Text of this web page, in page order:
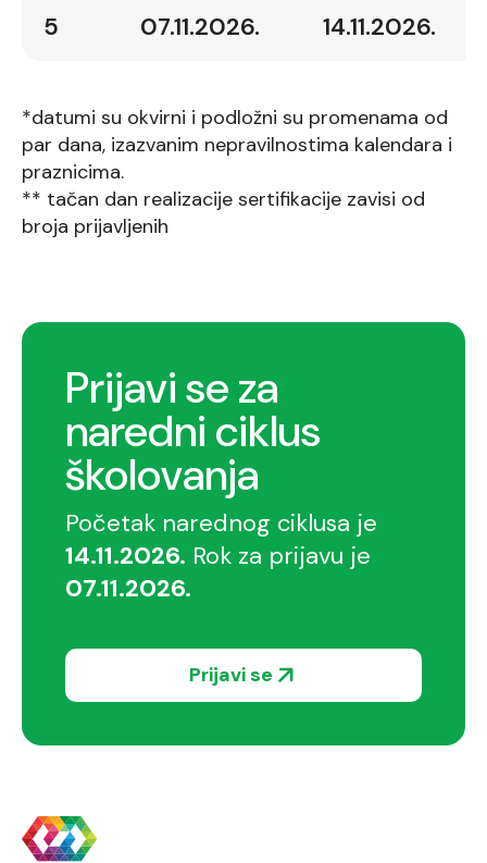
5 07.11.2026. 14.11.2026.
*datumi su okvirni i podložni su promenama od
par dana, izazvanim nepravilnostima kalendara i
praznicima.
** tačan dan realizacije sertifikacije zavisi od
broja prijavljenih
Prijavi se za
naredni ciklus
školovanja
Početak narednog ciklusa je
14.11.2026. Rok za prijavu je
07.11.2026.
Prijavi se